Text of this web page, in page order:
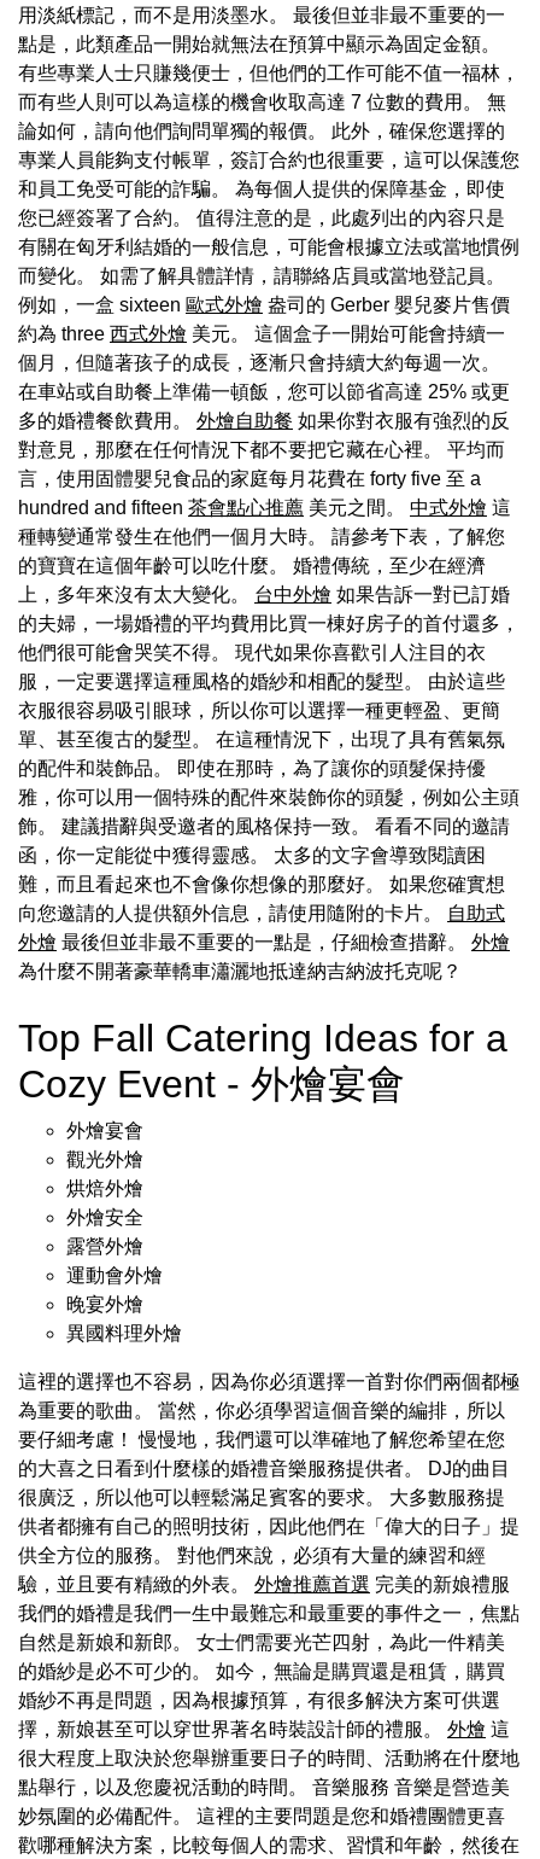
用淡紙標記，而不是用淡墨水。 最後但並非最不重要的一
點是，此類產品一開始就無法在預算中顯示為固定金額。
有些專業人士只賺幾便士，但他們的工作可能不值一福林，
而有些人則可以為這樣的機會收取高達 7 位數的費用。 無
論如何，請向他們詢問單獨的報價。 此外，確保您選擇的
專業人員能夠支付帳單，簽訂合約也很重要，這可以保護您
和員工免受可能的詐騙。 為每個人提供的保障基金，即使
您已經簽署了合約。 值得注意的是，此處列出的內容只是
有關在匈牙利結婚的一般信息，可能會根據立法或當地慣例
而變化。 如需了解具體詳情，請聯絡店員或當地登記員。
例如，一盒 sixteen 歐式外燴 盎司的 Gerber 嬰兒麥片售價
約為 three 西式外燴 美元。 這個盒子一開始可能會持續一
個月，但隨著孩子的成長，逐漸只會持續大約每週一次。
在車站或自助餐上準備一頓飯，您可以節省高達 25% 或更
多的婚禮餐飲費用。 外燴自助餐 如果你對衣服有強烈的反
對意見，那麼在任何情況下都不要把它藏在心裡。 平均而
言，使用固體嬰兒食品的家庭每月花費在 forty five 至 a
hundred and fifteen 茶會點心推薦 美元之間。 中式外燴 這
種轉變通常發生在他們一個月大時。 請參考下表，了解您
的寶寶在這個年齡可以吃什麼。 婚禮傳統，至少在經濟
上，多年來沒有太大變化。 台中外燴 如果告訴一對已訂婚
的夫婦，一場婚禮的平均費用比買一棟好房子的首付還多，
他們很可能會哭笑不得。 現代如果你喜歡引人注目的衣
服，一定要選擇這種風格的婚紗和相配的髮型。 由於這些
衣服很容易吸引眼球，所以你可以選擇一種更輕盈、更簡
單、甚至復古的髮型。 在這種情況下，出現了具有舊氣氛
的配件和裝飾品。 即使在那時，為了讓你的頭髮保持優
雅，你可以用一個特殊的配件來裝飾你的頭髮，例如公主頭
飾。 建議措辭與受邀者的風格保持一致。 看看不同的邀請
函，你一定能從中獲得靈感。 太多的文字會導致閱讀困
難，而且看起來也不會像你想像的那麼好。 如果您確實想
向您邀請的人提供額外信息，請使用隨附的卡片。
自助式
外燴 最後但並非最不重要的一點是，仔細檢查措辭。 外燴
為什麼不開著豪華轎車瀟灑地抵達納吉納波托克呢？
Top Fall Catering Ideas for a
Cozy Event - 外燴宴會
外燴宴會
觀光外燴
烘焙外燴
外燴安全
露營外燴
運動會外燴
晚宴外燴
異國料理外燴
這裡的選擇也不容易，因為你必須選擇一首對你們兩個都極
為重要的歌曲。 當然，你必須學習這個音樂的編排，所以
要仔細考慮！ 慢慢地，我們還可以準確地了解您希望在您
的大喜之日看到什麼樣的婚禮音樂服務提供者。 DJ的曲目
很廣泛，所以他可以輕鬆滿足賓客的要求。 大多數服務提
供者都擁有自己的照明技術，因此他們在「偉大的日子」提
供全方位的服務。 對他們來說，必須有大量的練習和經
驗，並且要有精緻的外表。 外燴推薦首選 完美的新娘禮服
我們的婚禮是我們一生中最難忘和最重要的事件之一，焦點
自然是新娘和新郎。 女士們需要光芒四射，為此一件精美
的婚紗是必不可少的。 如今，無論是購買還是租賃，購買
婚紗不再是問題，因為根據預算，有很多解決方案可供選
擇，新娘甚至可以穿世界著名時裝設計師的禮服。 外燴 這
很大程度上取決於您舉辦重要日子的時間、活動將在什麼地
點舉行，以及您慶祝活動的時間。 音樂服務 音樂是營造美
妙氛圍的必備配件。 這裡的主要問題是您和婚禮團體更喜
歡哪種解決方案，比較每個人的需求、習慣和年齡，然後在